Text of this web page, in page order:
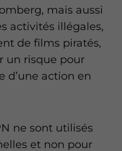
mais aussi
activités illégales,
de films piratés,
un risque pour
d’une action en
ne sont utilisés
et non pour